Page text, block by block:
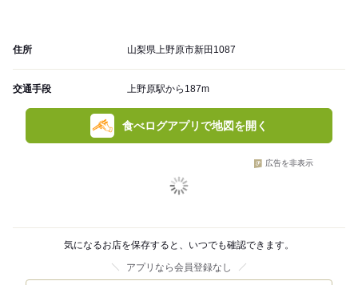
住所 山梨県上野原市新田1087
交通手段 上野原駅から187m
食べログアプリで地図を開く
広告を非表示
気になるお店を保存すると、いつでも確認できます。
アプリなら会員登録なし